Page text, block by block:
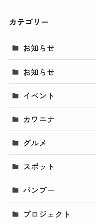
カテゴリー
お知らせ
お知らせ
イベント
カワニナ
グルメ
スポット
バンブー
プロジェクト